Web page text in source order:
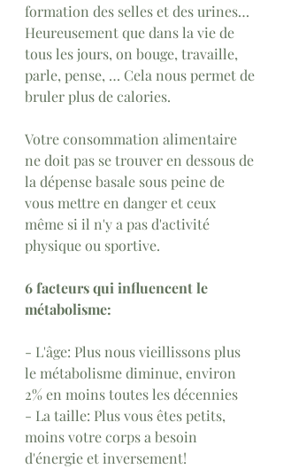
formation des selles et des urines…
Heureusement que dans la vie de
tous les jours, on bouge, travaille,
parle, pense, … Cela nous permet de
bruler plus de calories.
Votre consommation alimentaire
ne doit pas se trouver en dessous de
la dépense basale sous peine de
vous mettre en danger et ceux
même si il n'y a pas d'activité
physique ou sportive.
6 facteurs qui influencent le
métabolisme:
- L'âge: Plus nous vieillissons plus
le métabolisme diminue, environ
2% en moins toutes les décennies
- La taille: Plus vous êtes petits,
moins votre corps a besoin
d'énergie et inversement!